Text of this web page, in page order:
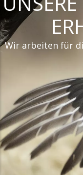
Wir arbeiten für